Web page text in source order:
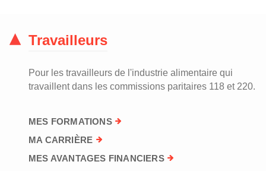
Travailleurs
Pour les travailleurs de l'industrie alimentaire qui
travaillent dans les commissions paritaires 118 et 220.
MES FORMATIONS
MA CARRIÈRE
MES AVANTAGES FINANCIERS